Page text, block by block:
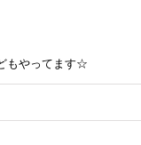
もやってます☆